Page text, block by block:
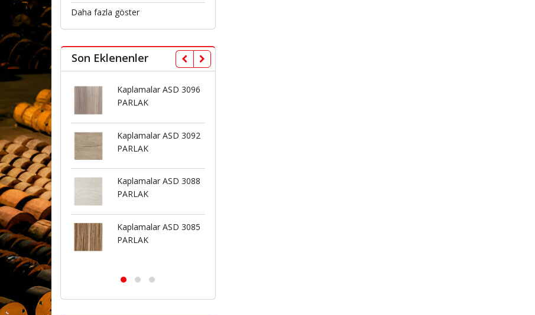
Daha fazla göster
Son Eklenenler
Kaplamalar ASD 3096
PARLAK
Kaplamalar ASD 3092
PARLAK
Kaplamalar ASD 3088
PARLAK
Kaplamalar ASD 3085
PARLAK
Kaplamalar ASD 3075
Kaplamalar ASD 3069
Kaplamalar ASD 3126
Kaplamalar ASD 3126